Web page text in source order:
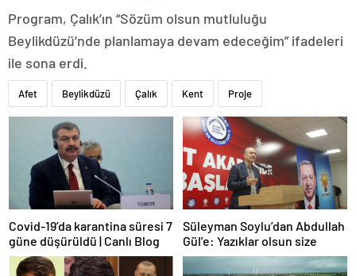
Program, Çalık’ın “Sözüm olsun mutluluğu
Beylikdüzü’nde planlamaya devam edeceğim” ifadeleri
ile sona erdi.
Afet Beylikdüzü Çalık Kent Proje
Covid-19’da karantina süresi 7
güne düşürüldü | Canlı Blog
Süleyman Soylu’dan Abdullah
Gül’e: Yazıklar olsun size